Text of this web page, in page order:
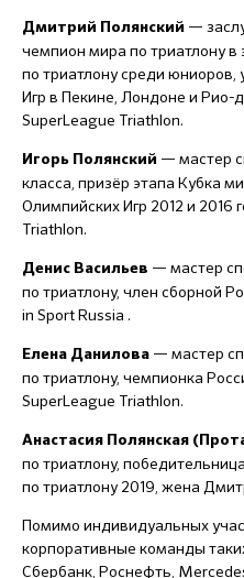
Дмитрий Полянский —
чемпион мира по триатлону
по триатлону среди
Игр в Пекине, Лондоне и Рио-
SuperLeague Triathlon.
Игорь Полянский — мастер
класса, призёр этапа Кубка
Олимпийских Игр 2012 и 2016
Triathlon.
Денис Васильев — мастер
по триатлону, член сборной
in Sport Russia .
Елена Данилова — мастер
по триатлону, чемпионка
SuperLeague Triathlon.
Анастасия Полянская
по триатлону,
по триатлону 2019, жена
Помимо индивидуальных
корпоративные команды
Сбербанк, Роснефть,